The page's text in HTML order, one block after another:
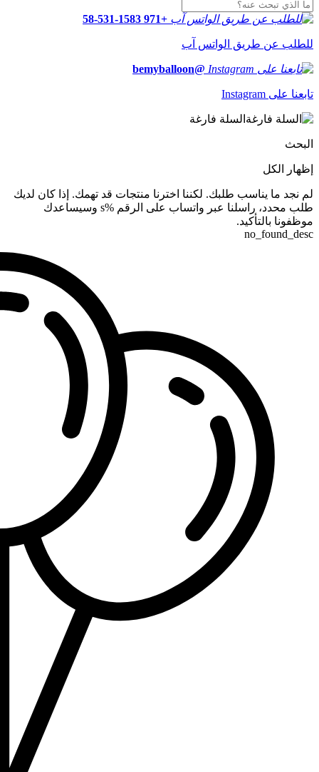
+971 58-531-1583
للطلب عن طريق الواتس آب
@bemyballoon
تابعنا على Instagram
السلة فارغة
البحث
إظهار الكل
لم نجد ما يناسب طلبك. لكننا اخترنا منتجات قد تهمك. إذا كان لديك
طلب محدد، راسلنا عبر واتساب على الرقم %s وسيساعدك
موظفونا بالتأكيد.
no_found_desc